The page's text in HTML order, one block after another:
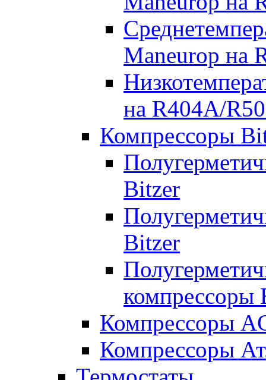
Maneurop на
на R404A/
Компрессоры
Bitzer
Bitzer
компрессоры
Компрессоры
Компрессоры